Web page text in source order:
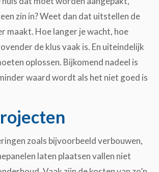
zin in? Weet dan dat uitstellen de
maakt. Hoe langer je wacht, hoe
de klus vaak is. En uiteindelijk
oplossen. Bijkomend nadeel is
waard wordt als het niet goed is
zoals bijvoorbeeld verbouwen,
laten plaatsen vallen niet